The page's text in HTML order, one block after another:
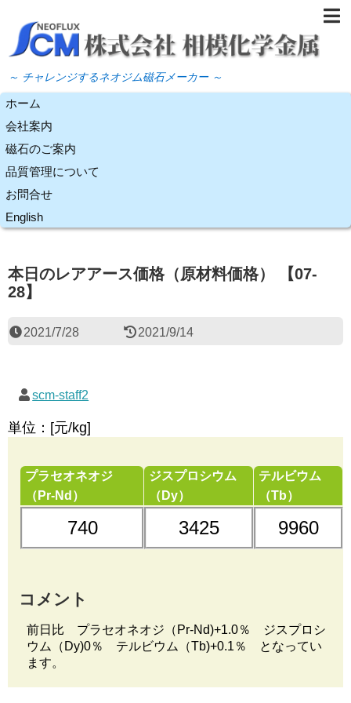
～ チャレンジするネオジム磁石メーカー ～
ホーム
会社案内
磁石のご案内
品質管理について
お問合せ
English
本日のレアアース価格（原材料価格） 【07-
28】
2021/7/28 2021/9/14
scm-staff2
単位：[元/kg]
プラセオネオジ
（Pr-Nd）
740
ジスプロシウム
（Dy）
3425
テルビウム
（Tb）
9960
コメント
前日比 プラセオネオジ（Pr-Nd)+1.0％ ジスプロシ
ウム（Dy)0％ テルビウム（Tb)+0.1％ となってい
ます。